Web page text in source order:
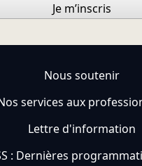
Je m’inscris
Nous soutenir
services aux
Lettre d'information
: Dernières